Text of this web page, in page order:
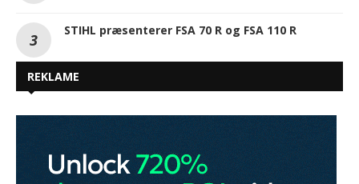
STIHL præsenterer FSA 70 R og FSA 110 R
REKLAME